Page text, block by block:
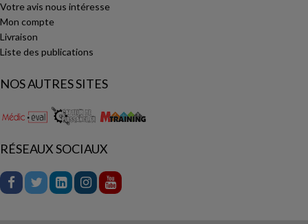
Votre avis nous intéresse
Mon compte
Livraison
Liste des publications
NOS AUTRES SITES
RÉSEAUX SOCIAUX